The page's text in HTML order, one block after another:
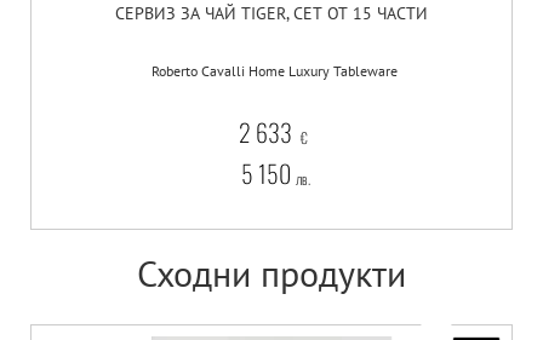
СЕРВИЗ ЗА ЧАЙ TIGER, СЕТ ОТ 15 ЧАСТИ
Roberto Cavalli Home Luxury Tableware
2 633 €
5 150 лв.
Сходни продукти